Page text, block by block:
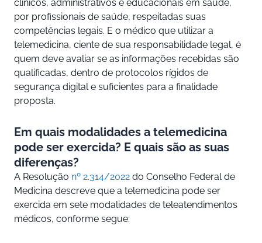
clínicos, administrativos e educacionais em saúde,
por profissionais de saúde, respeitadas suas
competências legais. E o médico que utilizar a
telemedicina, ciente de sua responsabilidade legal, é
quem deve avaliar se as informações recebidas são
qualificadas, dentro de protocolos rígidos de
segurança digital e suficientes para a finalidade
proposta.
Em quais modalidades a telemedicina
pode ser exercida? E quais são as suas
diferenças?
A Resolução nº 2.314/2022 do Conselho Federal de
Medicina descreve que a telemedicina pode ser
exercida em sete modalidades de teleatendimentos
médicos, conforme segue: